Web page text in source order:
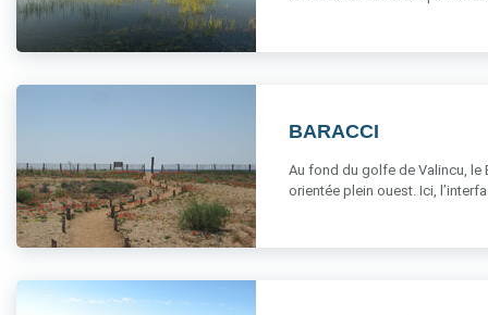
BARACCI
Au fond du golfe de Valincu, le
orientée plein ouest. Ici,